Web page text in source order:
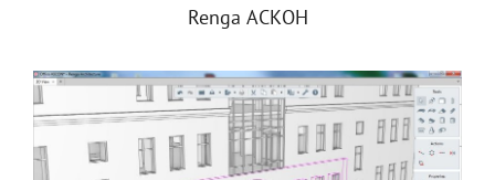
Renga АСКОН